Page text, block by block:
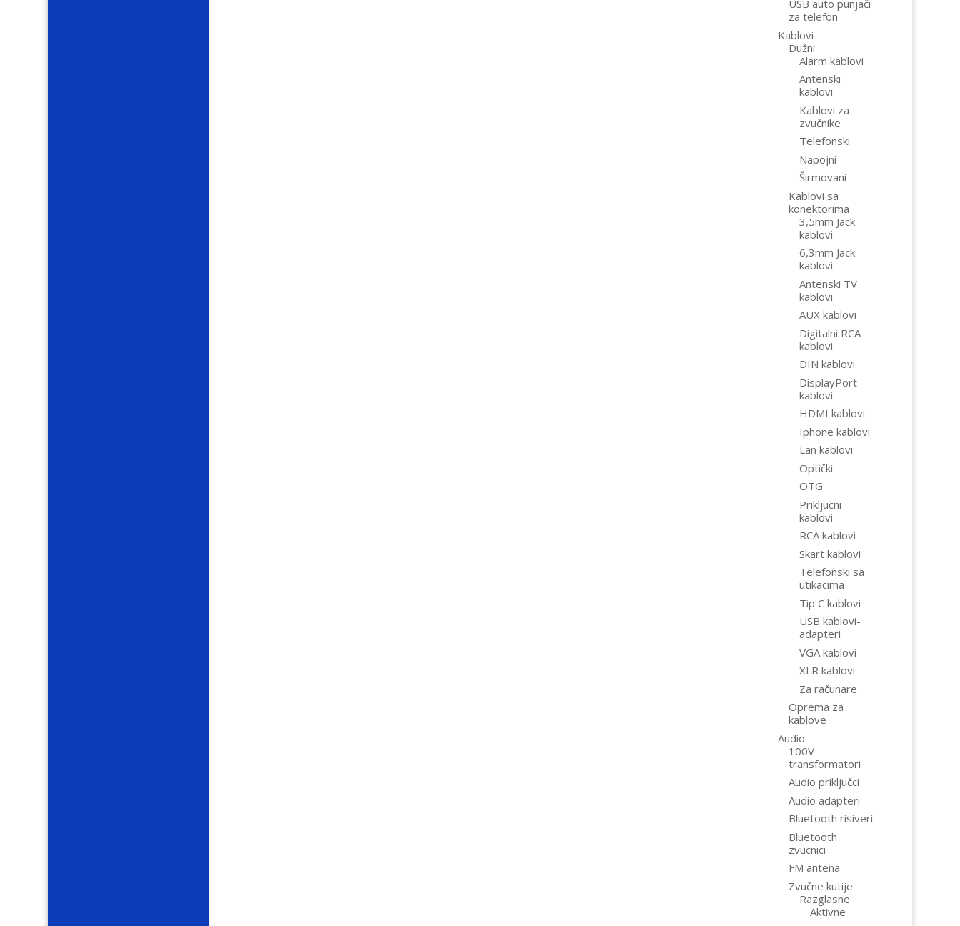
USB auto punjači
za telefon
Kablovi
Dužni
Alarm kablovi
Antenski
kablovi
Kablovi za
zvučnike
Telefonski
Napojni
Širmovani
Kablovi sa
konektorima
3,5mm Jack
kablovi
6,3mm Jack
kablovi
Antenski TV
kablovi
AUX kablovi
Digitalni RCA
kablovi
DIN kablovi
DisplayPort
kablovi
HDMI kablovi
Iphone kablovi
Lan kablovi
Optički
OTG
Prikljucni
kablovi
RCA kablovi
Skart kablovi
Telefonski sa
utikacima
Tip C kablovi
USB kablovi-
adapteri
VGA kablovi
XLR kablovi
Za računare
Oprema za
kablove
Audio
100V
transformatori
Audio priključci
Audio adapteri
Bluetooth risiveri
Bluetooth
zvucnici
FM antena
Zvučne kutije
Razglasne
Aktivne